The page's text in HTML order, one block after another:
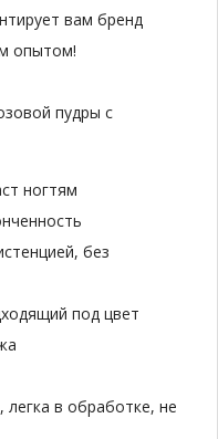
вам бренд
опытом!
пудры с
ногтям
без
под цвет
легка в обработке, не